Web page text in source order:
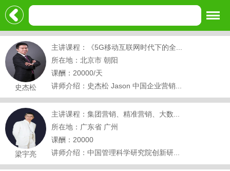
史杰松
主讲课程：《5G移动互联网时代下的全...
所在地：北京市 朝阳
课酬：20000/天
讲师介绍：史杰松 Jason 中国企业营销...
梁宇亮
主讲课程：集团营销、精准营销、大数...
所在地：广东省 广州
课酬：20000
讲师介绍：中国管理科学研究院创新研...